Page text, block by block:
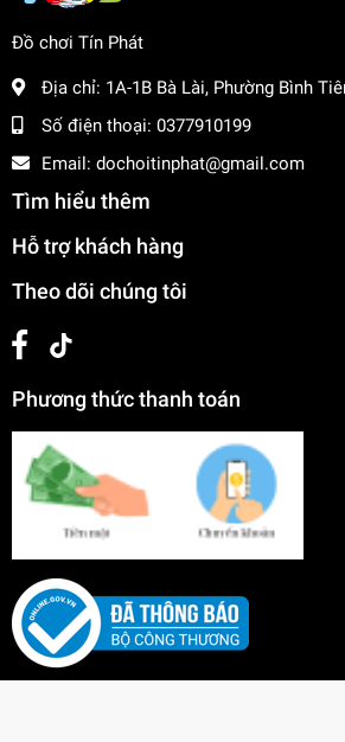
Đồ chơi Tín Phát
Địa chỉ: 1A-1B Bà Lài, Phường Bình
Số điện thoại: 0377910199
Email: dochoitinphat@gmail.com
Tìm hiểu thêm
Hỗ trợ khách hàng
Theo dõi chúng tôi
Phương thức thanh toán